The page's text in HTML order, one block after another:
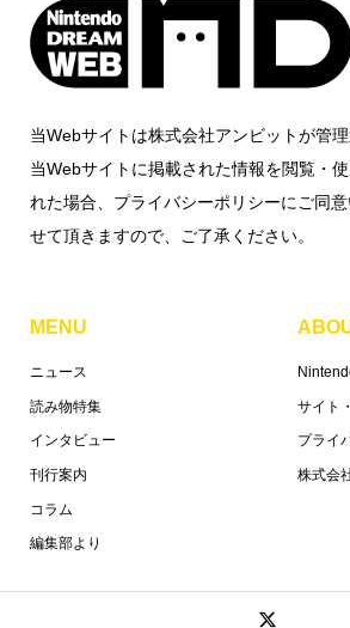
当Webサイトは株式会社アンビットが管理
当Webサイトに掲載された情報を閲覧・
れた場合、プライバシーポリシーにご同
せて頂きますので、ご了承ください。
MENU
ニュース
読み物特集
インタビュー
刊行案内
コラム
編集部より
サイト
プライ
株式会